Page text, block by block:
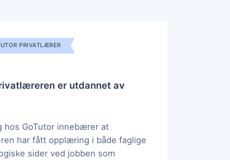
PRIVATLÆRER
er utdannet av
hos GoTutor innebærer at
har fått opplæring i både faglige
sider ved jobben som